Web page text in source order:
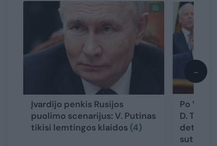
Įvardijo penkis Rusijos
puolimo scenarijus: V. Putinas
tikisi lemtingos klaidos (4)
Po V.
D.
detalių:
sutarta
→